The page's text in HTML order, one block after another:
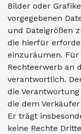
Bilder oder
vorgegebenen
und Dateigrößen
die hierfür
einzuräumen.
Rechteerwerb an
verantwortlich.
die
die dem
Er trägt
keine Rechte